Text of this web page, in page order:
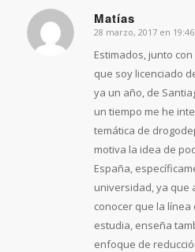
Matías
Dice:
28 marzo, 2017 en 19:46
Estimados, junto
que soy licenciado
ya un año, de
un tiempo me he
temática de
motiva la idea de
España,
universidad, ya que
conocer que la línea
estudia, enseña
enfoque de